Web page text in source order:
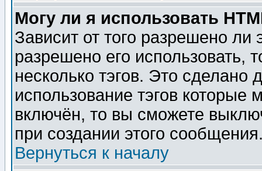
Могу ли я использовать
Зависит от того разрешено
разрешено его использовать,
несколько тэгов. Это сделано
использование тэгов
включён, то вы сможете
при создании этого
Вернуться к началу